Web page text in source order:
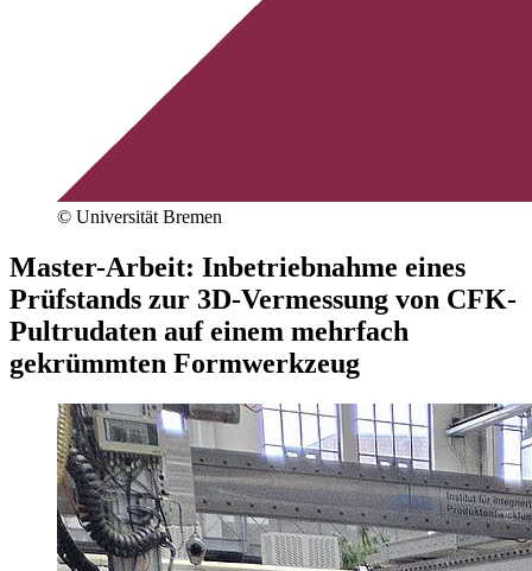
© Universität Bremen
Master-Arbeit: Inbetriebnahme eines
Prüfstands zur 3D-Vermessung von CFK-
Pultrudaten auf einem mehrfach
gekrümmten Formwerkzeug